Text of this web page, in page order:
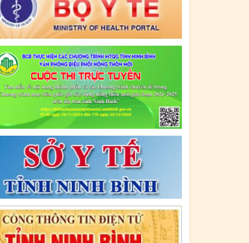
ĐỊA ĐIỂM NGUY CƠ CẦN KHAI BÁO
Y TẾ THEO THÔNG BÁO KHẨN CỦA
BỘ Y TẾ)
Ngày ban hành: (09/07/2021) - Ngày hiệu
lực: (09/07/2021)
Tên:
(CẬP NHẬT DANH SÁCH CÁC
ĐỊA ĐIỂM NGUY CƠ CẦN KHAI BÁO
Y TẾ THEO THÔNG BÁO KHẨN CỦA
BỘ Y TẾ)
Ngày ban hành: (06/07/2021) -
Ngày hiệu
lực: (06/07/2021)
Tên:(CẬP NHẬT DANH SÁCH CÁC
ĐỊA ĐIỂM NGUY CƠ CẦN KHAI BÁO
Y TẾ THEO THÔNG BÁO KHẨN CỦA